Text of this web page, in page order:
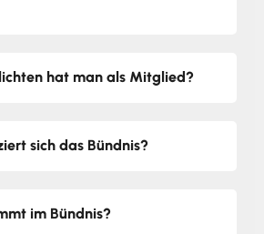
hat man als Mitglied?
sich das Bündnis?
im Bündnis?